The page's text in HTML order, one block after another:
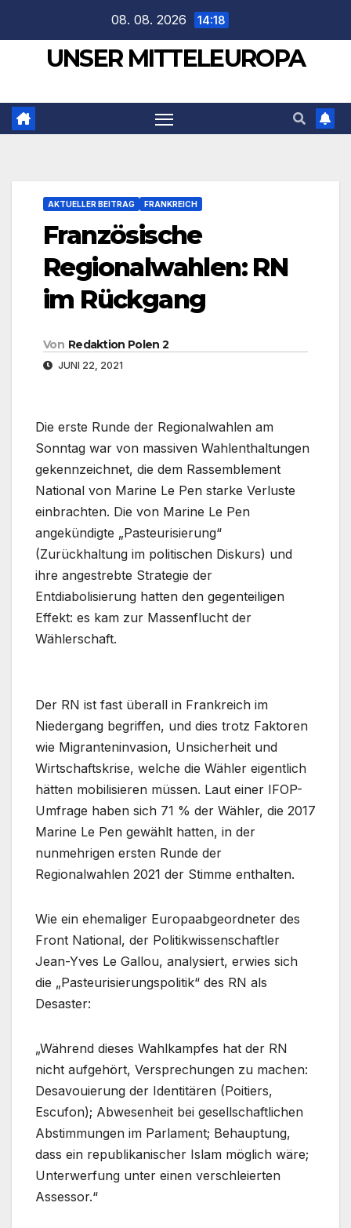
springen
08. 08. 2026 14:18
UNSER MITTELEUROPA
AKTUELLER BEITRAG FRANKREICH
Französische
Regionalwahlen: RN
im Rückgang
Von Redaktion Polen 2
JUNI 22, 2021
Die erste Runde der Regionalwahlen am
Sonntag war von massiven Wahlenthaltungen
gekennzeichnet, die dem Rassemblement
National von Marine Le Pen starke Verluste
einbrachten. Die von Marine Le Pen
angekündigte „Pasteurisierung“
(Zurückhaltung im politischen Diskurs) und
ihre angestrebte Strategie der
Entdiabolisierung hatten den gegenteiligen
Effekt: es kam zur Massenflucht der
Wählerschaft.
Der RN ist fast überall in Frankreich im
Niedergang begriffen, und dies trotz Faktoren
wie Migranteninvasion, Unsicherheit und
Wirtschaftskrise, welche die Wähler eigentlich
hätten mobilisieren müssen. Laut einer IFOP-
Umfrage haben sich 71 % der Wähler, die 2017
Marine Le Pen gewählt hatten, in der
nunmehrigen ersten Runde der
Regionalwahlen 2021 der Stimme enthalten.
Wie ein ehemaliger Europaabgeordneter des
Front National, der Politikwissenschaftler
Jean-Yves Le Gallou, analysiert, erwies sich
die „Pasteurisierungspolitik“ des RN als
Desaster:
„Während dieses Wahlkampfes hat der RN
nicht aufgehört, Versprechungen zu machen:
Desavouierung der Identitären (Poitiers,
Escufon); Abwesenheit bei gesellschaftlichen
Abstimmungen im Parlament; Behauptung,
dass ein republikanischer Islam möglich wäre;
Unterwerfung unter einen verschleierten
Assessor.“